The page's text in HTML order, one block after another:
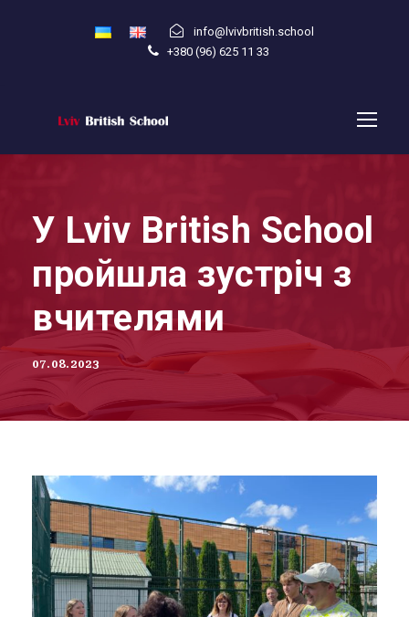
info@lvivbritish.school
+380 (96) 625 11 33
У Lviv British School
пройшла зустріч з
вчителями
07.08.2023